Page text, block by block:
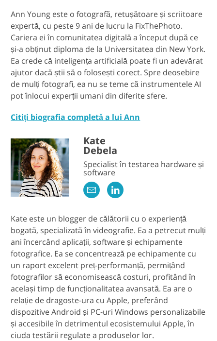
Ann Young este o fotografă, retușătoare și scriitoare
expertă, cu peste 9 ani de lucru la FixThePhoto.
Cariera ei în comunitatea digitală a început după ce
și-a obținut diploma de la Universitatea din New York.
Ea crede că inteligența artificială poate fi un adevărat
ajutor dacă știi să o folosești corect. Spre deosebire
de mulți fotografi, ea nu se teme că instrumentele AI
pot înlocui experții umani din diferite sfere.
Citiți biografia completă a lui Ann
Kate
Debela
Specialist în testarea hardware și
software
Kate este un blogger de călătorii cu o experiență
bogată, specializată în videografie. Ea a petrecut mulți
ani încercând aplicații, software și echipamente
fotografice. Ea se concentrează pe echipamente cu
un raport excelent preț-performanță, permițând
fotografilor să economisească costuri, profitând în
același timp de funcționalitatea avansată. Ea are o
relație de dragoste-ura cu Apple, preferând
dispozitive Android și PC-uri Windows personalizabile
și accesibile în detrimentul ecosistemului Apple, în
ciuda testării regulate a produselor lor.